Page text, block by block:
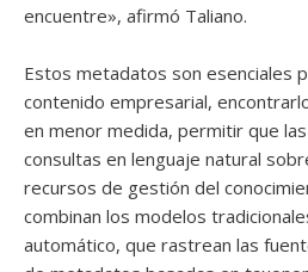
encuentre», afirmó Taliano.
Estos metadatos son esenciales
contenido empresarial,
en menor medida, permitir que
consultas en lenguaje natural
recursos de gestión del
combinan los modelos
automático, que rastrean las